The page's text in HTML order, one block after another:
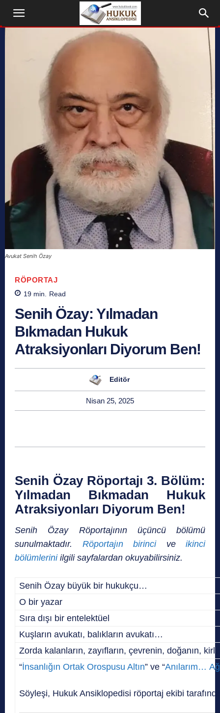
Avukat Senih Özay
RÖPORTAJ
19 min. Read
Senih Özay: Yılmadan
Bıkmadan Hukuk
Atraksiyonları Diyorum Ben!
Editör
Nisan 25, 2025
Senih Özay Röportajı 3. Bölüm:
Yılmadan Bıkmadan Hukuk
Atraksiyonları Diyorum Ben!
Senih Özay Röportajının üçüncü bölümü
sunulmaktadır. Röportajın birinciveikinci
bölümleriniilgili sayfalardan okuyabilirsiniz.
Senih Özay büyük bir hukukçu…
O bir yazar
Sıra dışı bir entelektüel
Kuşların avukatı, balıkların avukatı…
Zorda kalanların, zayıfların, çevrenin, doğanın,
“İnsanlığın Ortak Orospusu Altın” ve “Anılarım…
Söyleşi, Hukuk Ansiklopedisi röportaj ekibi